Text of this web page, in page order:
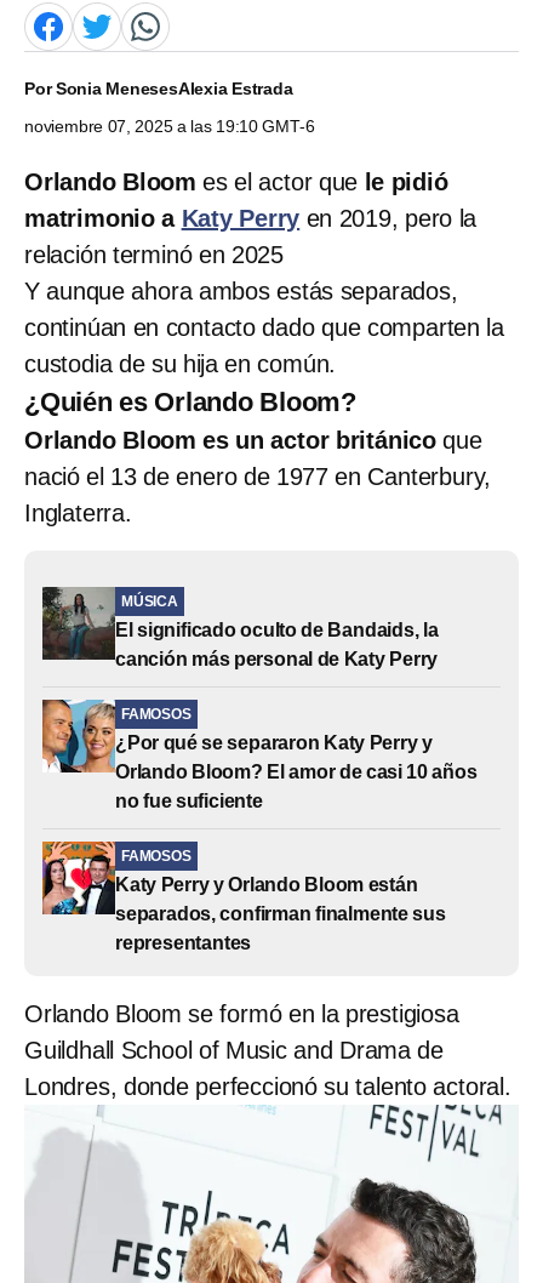
PorSonia MenesesAlexia Estrada
noviembre 07, 2025 a las 19:10 GMT-6
Orlando Bloomes el actor que le pidió
matrimonio a Katy Perry en 2019, pero la
relación terminó en 2025
Y aunque ahora ambos estás separados,
continúan en contacto dado que comparten la
custodia de su hija en común.
¿Quién es Orlando Bloom?
Orlando Bloom es un actor británicoque
nació el 13 de enero de 1977 en Canterbury,
Inglaterra.
MÚSICA
El significado oculto de Bandaids, la
canción más personal de Katy Perry
FAMOSOS
¿Por qué se separaron Katy Perry y
Orlando Bloom? El amor de casi 10 años
no fue suficiente
FAMOSOS
Katy Perry y Orlando Bloom están
separados, confirman finalmente sus
representantes
Orlando Bloom se formó en la prestigiosa
Guildhall School of Music and Drama de
Londres, donde perfeccionó su talento actoral.